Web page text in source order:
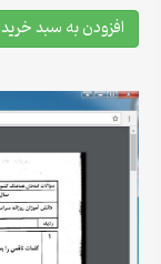
افزودن به سبد خرید